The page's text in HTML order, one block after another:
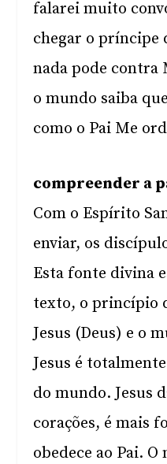
falarei muito
chegar o príncipe
nada pode contra
o mundo saiba
como o Pai Me
compreender a
Com o Espírito
enviar, os
Esta fonte divina
texto, o princípio
Jesus (Deus) e o
Jesus é
do mundo. Jesus
corações, é mais
obedece ao Pai.